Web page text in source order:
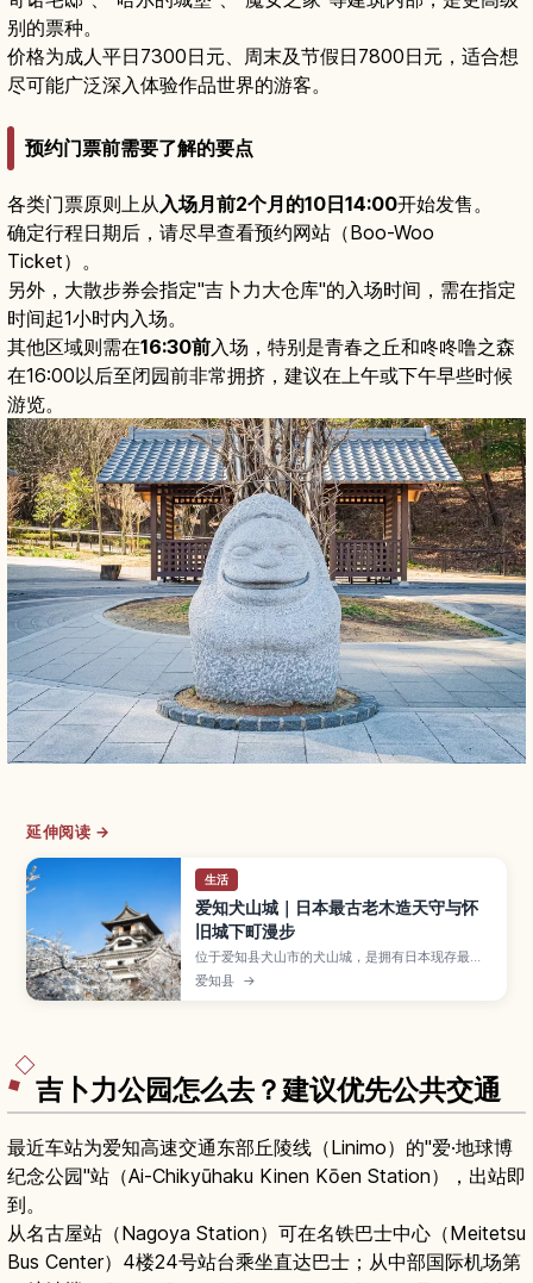
别的票种。
价格为成人平日7300日元、周末及节假日7800日元，适合想
尽可能广泛深入体验作品世界的游客。
预约门票前需要了解的要点
各类门票原则上从 入场月前2个月的10日14:00开始发售。
确定行程日期后，请尽早查看预约网站（Boo-Woo
Ticket）。
另外，大散步券会指定"吉卜力大仓库"的入场时间，需在指定
时间起1小时内入场。
其他区域则需在16:30前入场，特别是青春之丘和咚咚噜之森
在16:00以后至闭园前非常拥挤，建议在上午或下午早些时候
游览。
延伸阅读 →
生活
爱知犬山城｜日本最古老木造天守与怀
旧城下町漫步
位于爱知县犬山市的犬山城，是拥有日本现存最古
老木造天守的国宝城郭，从天守顶层可眺望木曾川
与城下古街的迷人景致。本文介绍犬山城的历史与
的服装与随身物品建议。
爱知县 →
吉卜力公园怎么去？建议优先公共交通
最近车站为爱知高速交通东部丘陵线（Linimo）的"爱·地球博
纪念公园"站（Ai-Chikyūhaku Kinen Kōen Station），出站即
到。
从名古屋站（Nagoya Station）可在名铁巴士中心（Meitetsu
Bus Center）4楼24号站台乘坐直达巴士；从中部国际机场第